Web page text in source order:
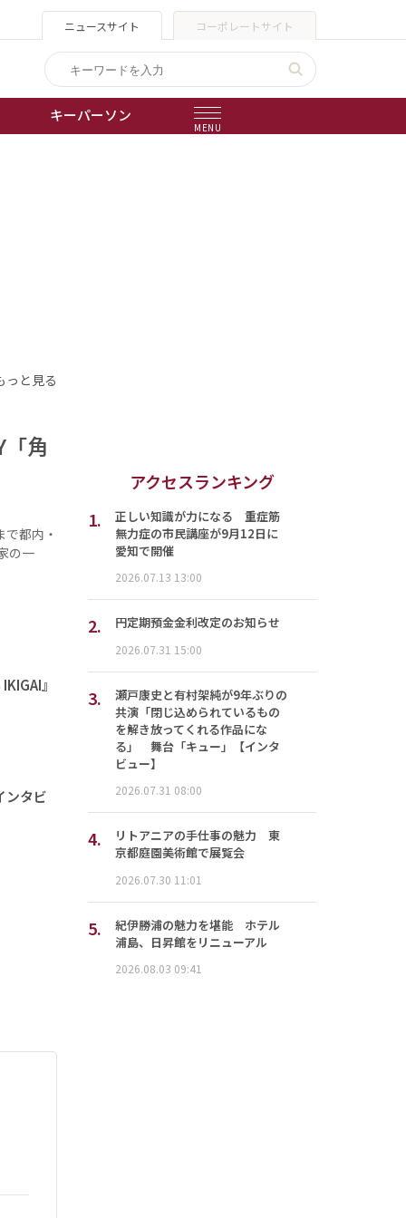
ニュースサイト コーポレートサイト
キーパーソン
MENU
っと見る
角
都内・
の一
』
ンタビ
アクセスランキング
1.
正しい知識が力になる 重症筋
無力症の市民講座が9月12日に
愛知で開催
2026.07.13 13:00
2. 円定期預金金利改定のお知らせ
2026.07.31 15:00
3.
瀬戸康史と有村架純が9年ぶりの
共演「閉じ込められているもの
を解き放ってくれる作品にな
る」 舞台「キュー」【インタ
ビュー】
2026.07.31 08:00
4.
リトアニアの手仕事の魅力 東
京都庭園美術館で展覧会
2026.07.30 11:01
5.
紀伊勝浦の魅力を堪能 ホテル
浦島、日昇館をリニューアル
2026.08.03 09:41